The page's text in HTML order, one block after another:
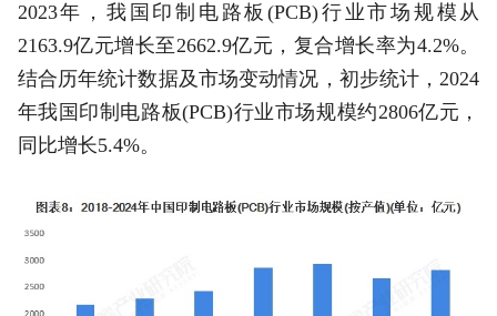
2023年，我国印制电路板(PCB)行业市场规模从
2163.9亿元增长至2662.9亿元，复合增长率为4.2%。
结合历年统计数据及市场变动情况，初步统计，2024
年我国印制电路板(PCB)行业市场规模约2806亿元，
同比增长5.4%。